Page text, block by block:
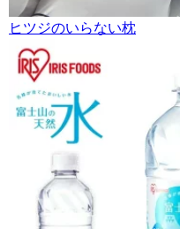
ヒツジのいらない枕